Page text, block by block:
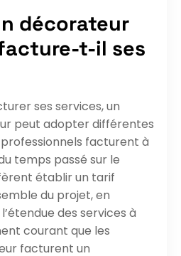
décorateur
t-il ses
ses services, un
peut adopter différentes
facturent à
temps passé sur le
établir un tarif
du projet, en
des services à
courant que les
facturent un